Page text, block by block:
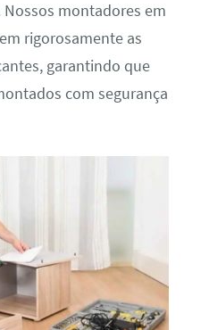
montadores em
rigorosamente as
garantindo que
com segurança